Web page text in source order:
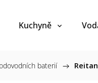
Kuchyně
baterií /